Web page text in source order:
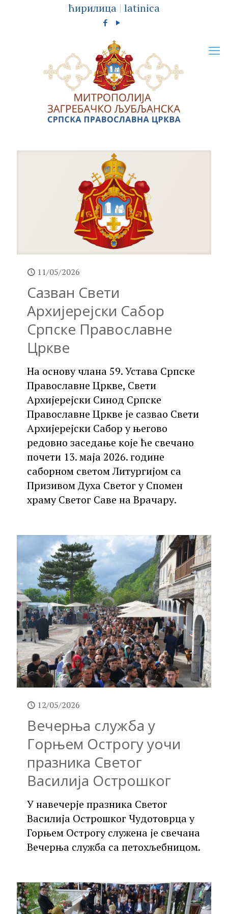
ћирилица | latinica
11/05/2026
Сазван Свети
Архијерејски Сабор
Српске Православне
Цркве
На основу члана 59. Устава Српске
Православне Цркве, Свети
Архијерејски Синод Српске
Православне Цркве је сазвао Свети
Архијерејски Сабор у његово
редовно заседање које ће свечано
почети 13. маја 2026. године
саборном светом Литургијом са
Призивом Духа Светог у Спомен
храму Светог Саве на Врачару.
12/05/2026
Вечерња служба у
Горњем Острогу уочи
празника Светог
Василија Острошког
У навечерје празника Светог
Василија Острошког Чудотоврца у
Горњем Острогу служена је свечана
Вечерња служба са петохљебницом.